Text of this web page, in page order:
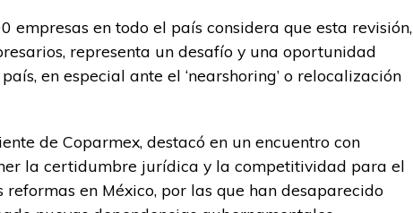
empresas en todo el país considera que esta revisión,
representa un desafío y una oportunidad
en especial ante el ‘nearshoring’ o relocalización
de Coparmex, destacó en un encuentro con
la certidumbre jurídica y la competitividad para el
en México, por las que han desaparecido